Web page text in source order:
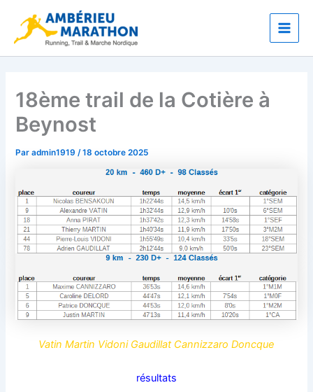
contenu
Main
18ème trail de la Cotière à
Beynost
Paradmin1919/18 octobre 2025
Vatin Martin Vidoni Gaudillat Cannizzaro Doncque
résultats